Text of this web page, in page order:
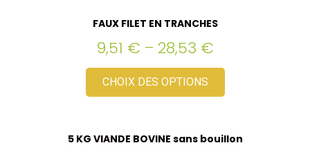
FAUX FILET EN TRANCHES
9,51 € – 28,53 €
CHOIX DES OPTIONS
5 KG VIANDE BOVINE sans bouillon